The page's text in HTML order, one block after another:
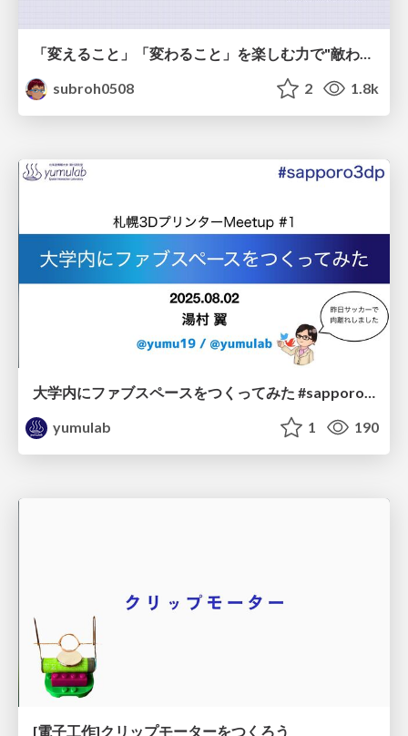
subroh0508
2 1.8k
大学内にファブスペースをつくってみた #sapporo3dp / Making HIU Fab
yumulab
1 190
[電子工作]クリップモーターをつくろう